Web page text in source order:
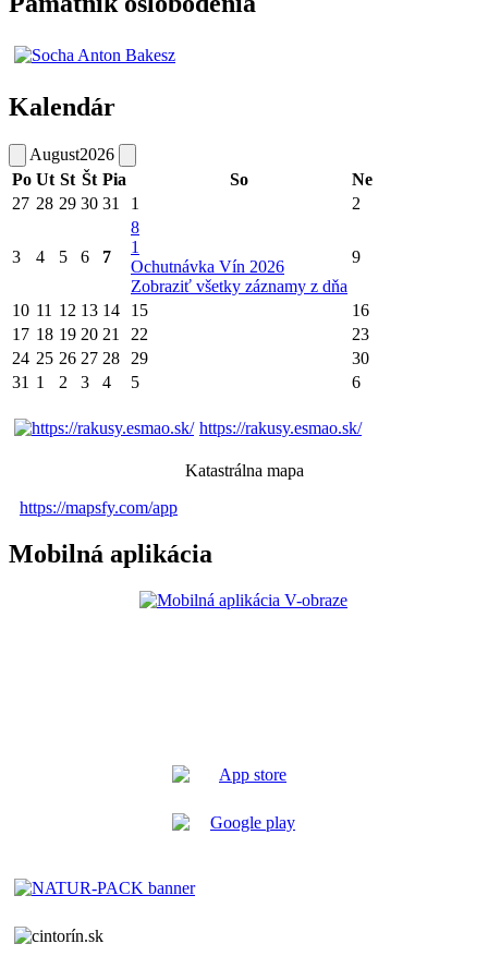
Kalendár
August2026
Po Ut St Št Pia So
Ne
27 28 29 30 31 1 2
3 4 5 6 7
8
1
Ochutnávka Vín 2026
Zobraziť všetky záznamy z dňa
9
10 11 12 13 14 15
16
17 18 19 20 21 22
23
24 25 26 27 28 29
30
31 1 2 3 4 5 6
https://rakusy.esmao.sk/
Katastrálna mapa
https://mapsfy.com/app
Mobilná aplikácia